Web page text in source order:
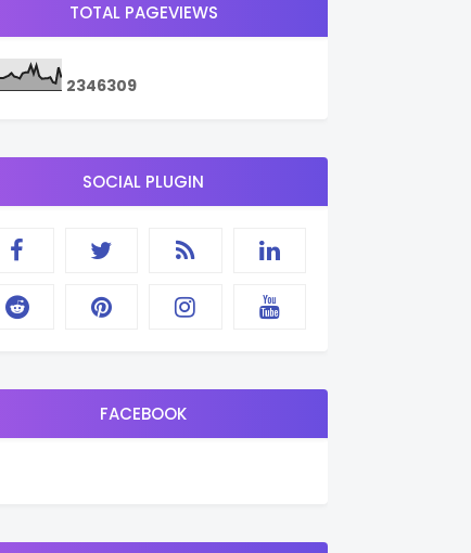
TOTAL PAGEVIEWS
2346309
SOCIAL PLUGIN
FACEBOOK